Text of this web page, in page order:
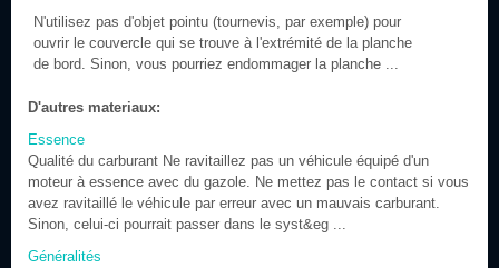
N'utilisez pas d'objet pointu (tournevis, par exemple) pour
ouvrir le couvercle qui se trouve à l'extrémité de la planche
de bord. Sinon, vous pourriez endommager la planche ...
D'autres materiaux:
Essence
Qualité du carburant Ne ravitaillez pas un véhicule équipé d'un
moteur à essence avec du gazole. Ne mettez pas le contact si vous
avez ravitaillé le véhicule par erreur avec un mauvais carburant.
Sinon, celui-ci pourrait passer dans le syst&eg ...
Généralités